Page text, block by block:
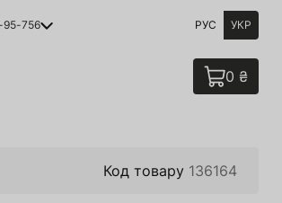
95-756 РУС УКР
0 ₴
Код товару 136164